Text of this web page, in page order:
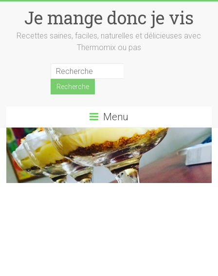
contentJe mange donc je vis
Recettes saines, faciles, naturelles et délicieuses avec
Thermomix ou pas
Menu